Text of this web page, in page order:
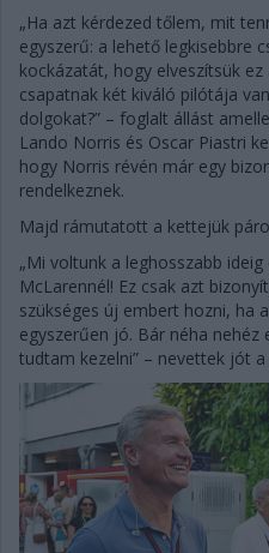
„Ha azt kérdezed tőlem, mit
egyszerű: a lehető legkisebbre
kockázatát, hogy elveszítsük
csapatnak két kiváló pilótája
dolgokat?” – foglalt állást
Lando Norris és Oscar Piastri
hogy Norris révén már egy
rendelkeznek.
Majd rámutatott a kettejük
„Mi voltunk a leghosszabb
McLarennél! Ez csak azt
szükséges új embert hozni, ha
egyszerűen jó. Bár néha
tudtam kezelni” – nevettek jót a